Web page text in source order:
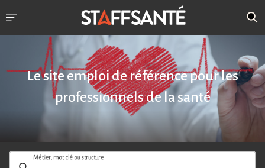
Le site emploi de référence pour les
professionnels de la santé
Métier, mot clé ou structure